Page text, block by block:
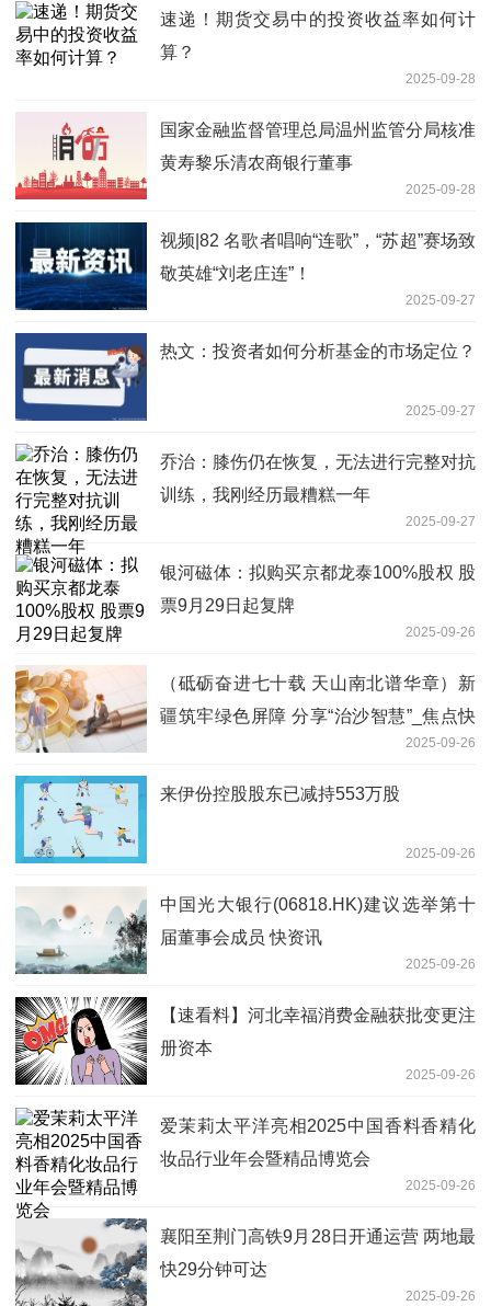
速递！期货交易中的投资收益率如何计
算？
2025-09-28
国家金融监督管理总局温州监管分局核准
黄寿黎乐清农商银行董事
2025-09-28
视频|82 名歌者唱响“连歌”，“苏超”赛场致
敬英雄“刘老庄连”！
2025-09-27
热文：投资者如何分析基金的市场定位？
2025-09-27
乔治：膝伤仍在恢复，无法进行完整对抗
训练，我刚经历最糟糕一年
2025-09-27
银河磁体：拟购买京都龙泰100%股权 股
票9月29日起复牌
2025-09-26
（砥砺奋进七十载 天山南北谱华章）新
疆筑牢绿色屏障 分享“治沙智慧”_焦点快
2025-09-26
来伊份控股股东已减持553万股
2025-09-26
中国光大银行(06818.HK)建议选举第十
届董事会成员 快资讯
2025-09-26
【速看料】河北幸福消费金融获批变更注
册资本
2025-09-26
爱茉莉太平洋亮相2025中国香料香精化
妆品行业年会暨精品博览会
2025-09-26
襄阳至荆门高铁9月28日开通运营 两地最
快29分钟可达
2025-09-26